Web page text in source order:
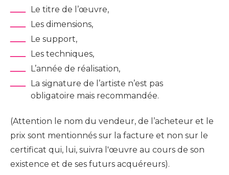
Le titre de l’œuvre,
Les dimensions,
Le support,
Les techniques,
L’année de réalisation,
La signature de l’artiste n’est pas
obligatoire mais recommandée.
(Attention le nom du vendeur, de l’acheteur et le
prix sont mentionnés sur la facture et non sur le
certificat qui, lui, suivra l'œuvre au cours de son
existence et de ses futurs acquéreurs).